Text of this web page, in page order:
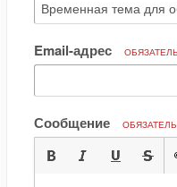
Email-адрес
Сообщение